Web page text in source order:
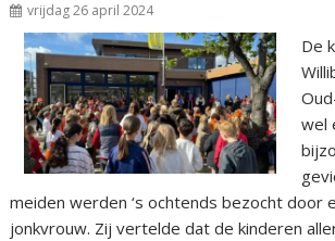
vrijdag 26 april 2024
De
wel
meiden werden ‘s ochtends bezocht door
jonkvrouw. Zij vertelde dat de kinderen